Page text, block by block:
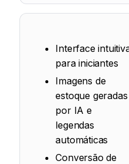
Interface
para iniciantes
Imagens de
estoque geradas
por IA e
legendas
automáticas
Conversão de